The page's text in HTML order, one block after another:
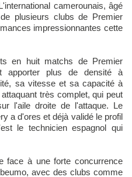
camerounais, âgé
plusieurs clubs de Premier
impressionnantes cette
en huit matchs de Premier
apporter plus de densité à
sa vitesse et sa capacité à
très complet, qui peut
l'aile droite de l'attaque. Le
a d'ores et déjà validé le profil
le technicien espagnol qui
face à une forte concurrence
avec des clubs comme